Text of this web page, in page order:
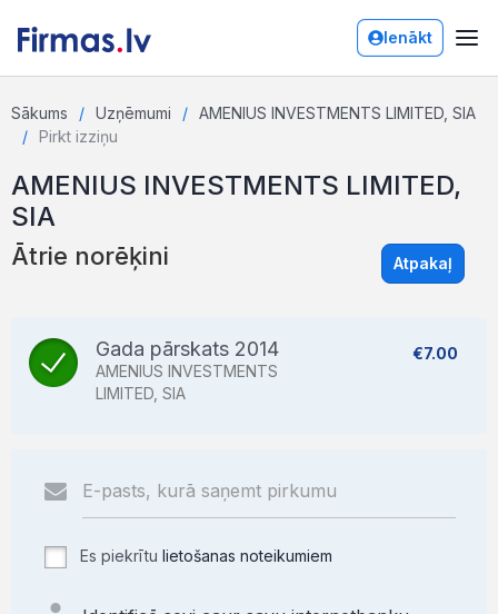
Ienākt
Sākums Uzņēmumi
AMENIUS INVESTMENTS LIMITED, SIA
Pirkt izziņu
AMENIUS INVESTMENTS LIMITED,
SIA
Ātrie norēķini Atpakaļ
Gada pārskats 2014
AMENIUS INVESTMENTS
LIMITED, SIA
€7.00
Es piekrītu lietošanas noteikumiem